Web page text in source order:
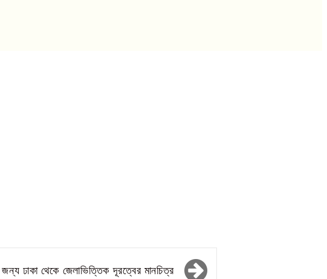
ঢাকা থেকে জেলাভিত্তিক দূরত্বের মানচিত্র